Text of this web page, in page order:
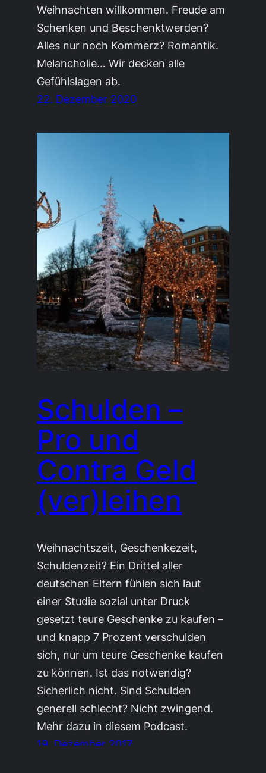
Weihnachten willkommen. Freude am
Schenken und Beschenktwerden?
Alles nur noch Kommerz? Romantik.
Melancholie… Wir decken alle
Gefühlslagen ab.
22. Dezember 2020
Schulden –
Pro und
Contra Geld
(ver)leihen
Weihnachtszeit, Geschenkezeit,
Schuldenzeit? Ein Drittel aller
deutschen Eltern fühlen sich laut
einer Studie sozial unter Druck
gesetzt teure Geschenke zu kaufen –
und knapp 7 Prozent verschulden
sich, nur um teure Geschenke kaufen
zu können. Ist das notwendig?
Sicherlich nicht. Sind Schulden
generell schlecht? Nicht zwingend.
Mehr dazu in diesem Podcast.
19. Dezember 2017